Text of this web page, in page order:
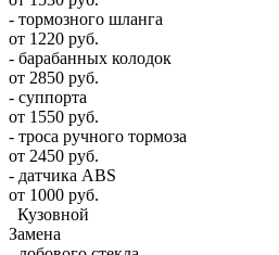
- тормозного шланга
от 1220 руб.
- барабанных колодок
от 2850 руб.
- суппорта
от 1550 руб.
- троса ручного тормоза
от 2450 руб.
- датчика ABS
от 1000 руб.
Кузовной
Замена